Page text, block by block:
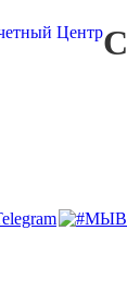
С